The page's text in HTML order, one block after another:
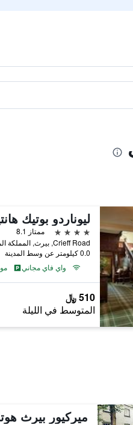
4 نجوم
ممتاز 8.1
Crieff Road, بيرث, المملكة المتحدة
0.0 كيلومتر عن وسط المدينة
واي فاي مجاني
510 ﷼
المتوسط في الليلة
ميركيور بيرث